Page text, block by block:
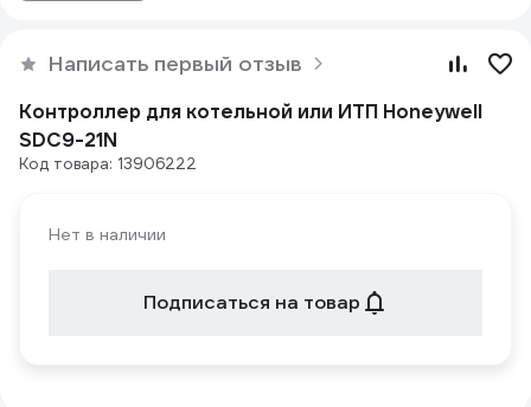
Написать первый отзыв
Контроллер для котельной или ИТП Honeywell
SDC9-21N
Код товара: 13906222
Нет в наличии
Подписаться на товар